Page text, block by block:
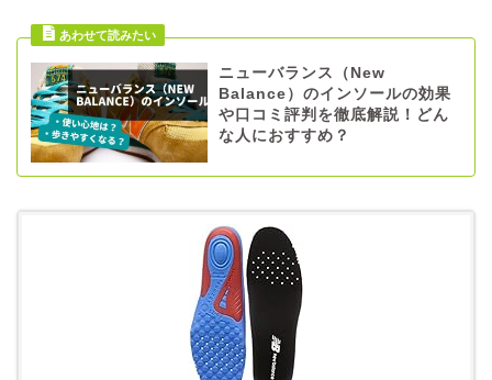
ニューバランス（New
Balance）のインソールの効果
や口コミ評判を徹底解説！どん
な人におすすめ？